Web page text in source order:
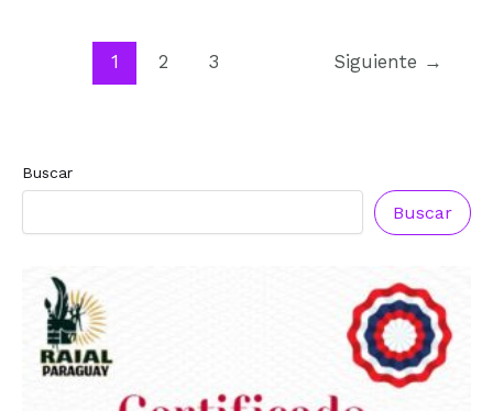
1 2 3 Siguiente →
Buscar
Buscar